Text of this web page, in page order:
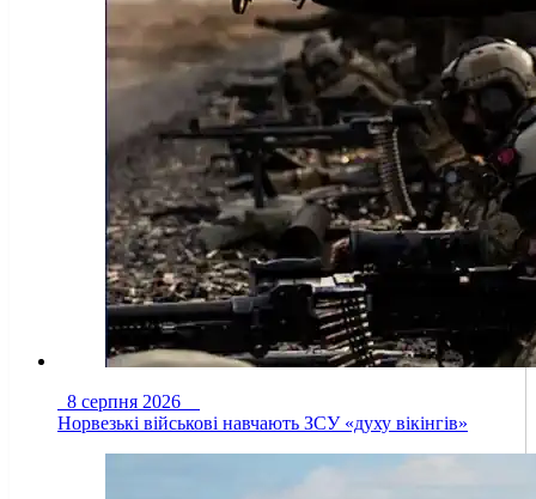
8 серпня 2026
Норвезькі військові навчають ЗСУ «духу вікінгів»